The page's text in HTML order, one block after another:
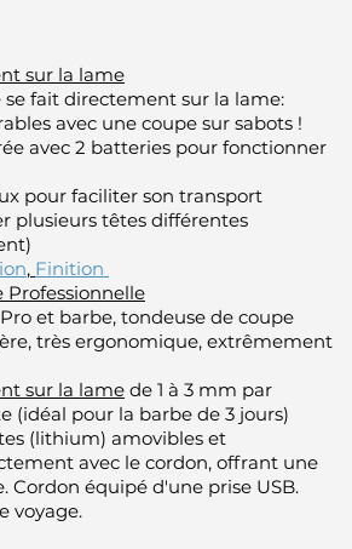
sur la lame
fait directement sur la lame:
avec une coupe sur sabots !
avec 2 batteries pour fonctionner
pour faciliter son transport
plusieurs têtes différentes
, Finition
Professionnelle
et barbe, tondeuse de coupe
très ergonomique, extrêmement
sur la lame de 1 à 3 mm par
(idéal pour la barbe de 3 jours)
(lithium) amovibles et
avec le cordon, offrant une
équipé d'une prise USB.
voyage.